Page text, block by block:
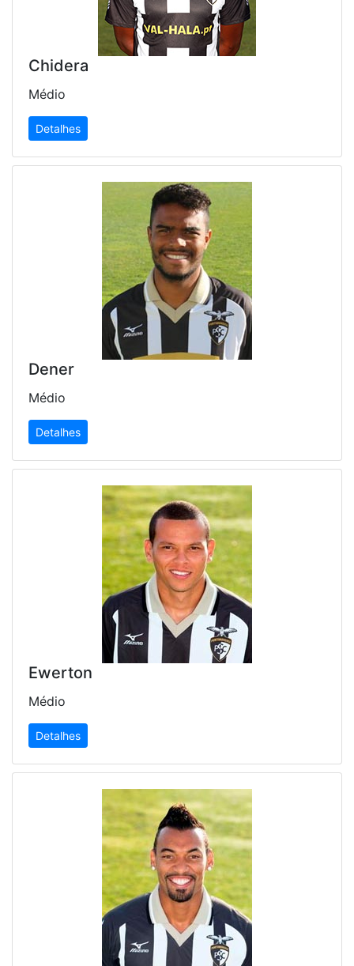
Chidera
Médio
Detalhes
Dener
Médio
Detalhes
Ewerton
Médio
Detalhes